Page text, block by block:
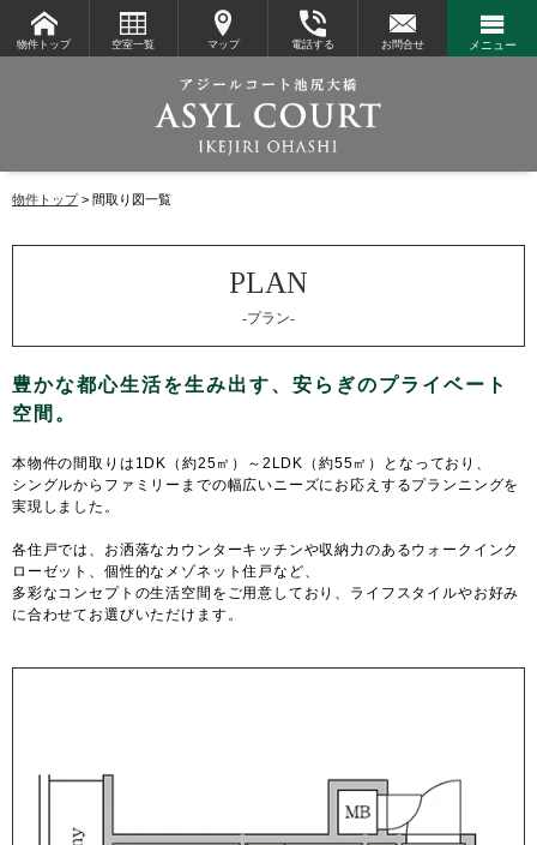
物件トップ 空室一覧 マップ 電話する お問合せ メニュー
物件トップ 間取り図一覧
-プラン-
本物件の間取りは1DK（約25㎡）～2LDK（約55㎡）となっており、
シングルからファミリーまでの幅広いニーズにお応えするプランニングを
実現しました。
各住戸では、お洒落なカウンターキッチンや収納力のあるウォークインク
ローゼット、個性的なメゾネット住戸など、
多彩なコンセプトの生活空間をご用意しており、ライフスタイルやお好み
に合わせてお選びいただけます。